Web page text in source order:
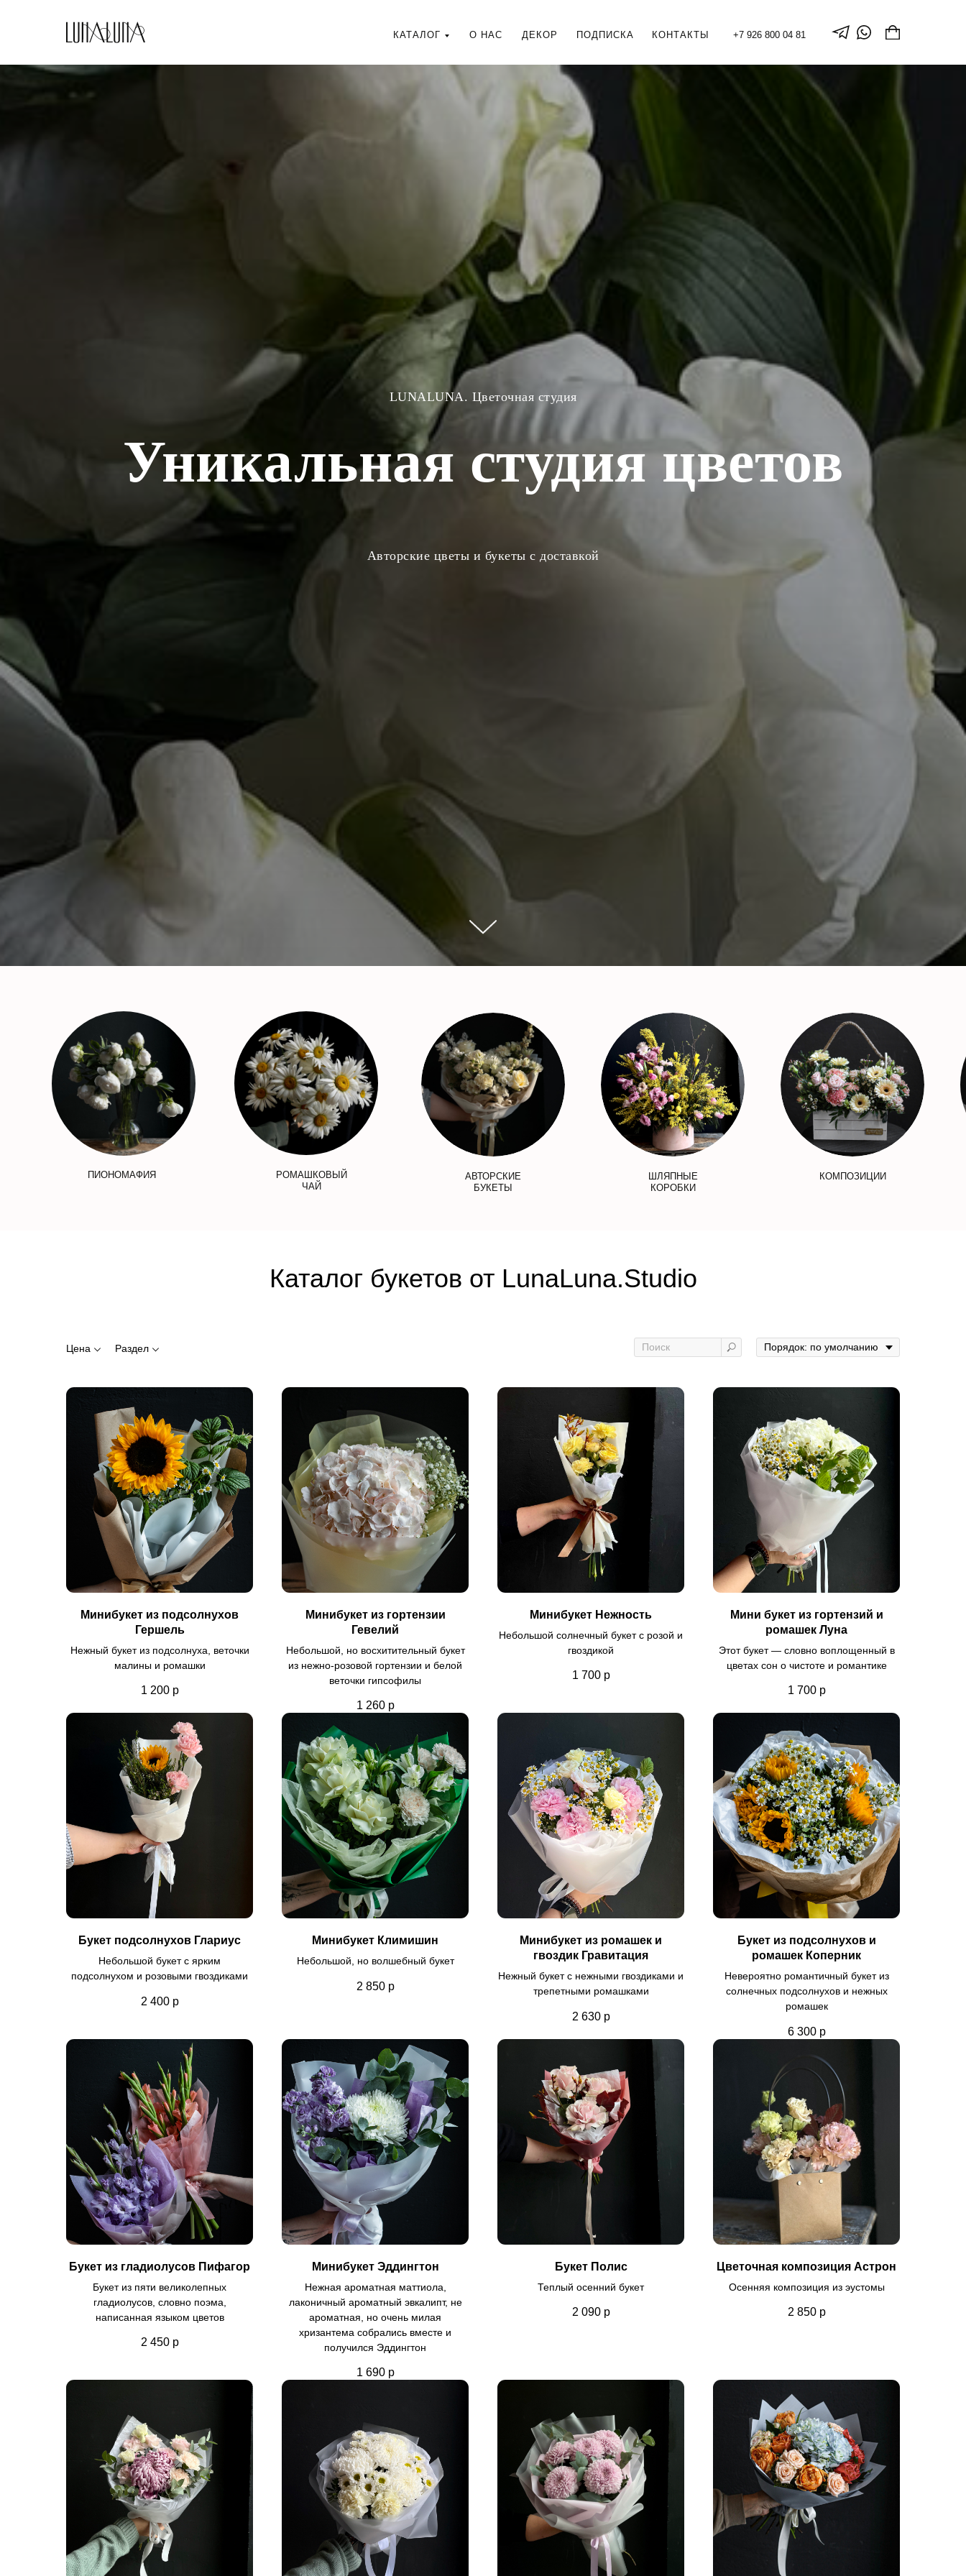
ДЕКОР ПОДПИСКА КОНТАКТЫ
О НАС
КАТАЛОГ +7 926 800 04 81
LUNALUNA. Цветочная студия
Уникальная студия цветов
Авторские цветы и букеты с доставкой
КОМПОЗИЦИИ
ШЛЯПНЫЕ
КОРОБКИ
АВТОРСКИЕ
БУКЕТЫ
РОМАШКОВЫЙ
ЧАЙ
ПИОНОМАФИЯ
Каталог букетов от LunaLuna.Studio
Цена Раздел
Минибукет из подсолнухов
Гершель
Нежный букет из подсолнуха, веточки
малины и ромашки
1 200 р
Минибукет из гортензии
Гевелий
Небольшой, но восхитительный букет
из нежно-розовой гортензии и белой
веточки гипсофилы
1 260 р
Минибукет Нежность
Небольшой солнечный букет с розой и
гвоздикой
1 700 р
Мини букет из гортензий и
ромашек Луна
Этот букет — словно воплощенный в
цветах сон о чистоте и романтике
1 700 р
Букет подсолнухов Глариус
Небольшой букет с ярким
подсолнухом и розовыми гвоздиками
2 400 р
Минибукет Климишин
Небольшой, но волшебный букет
2 850 р
Минибукет из ромашек и
гвоздик Гравитация
Нежный букет с нежными гвоздиками и
трепетными ромашками
2 630 р
Букет из подсолнухов и
ромашек Коперник
Невероятно романтичный букет из
солнечных подсолнухов и нежных
ромашек
6 300 р
Букет из гладиолусов Пифагор
Букет из пяти великолепных
гладиолусов, словно поэма,
написанная языком цветов
2 450 р
Минибукет Эддингтон
Нежная ароматная маттиола,
лаконичный ароматный эвкалипт, не
ароматная, но очень милая
хризантема собрались вместе и
получился Эддингтон
1 690 р
Букет Полис
Теплый осенний букет
2 090 р
Цветочная композиция Астрон
Осенняя композиция из эустомы
2 850 р